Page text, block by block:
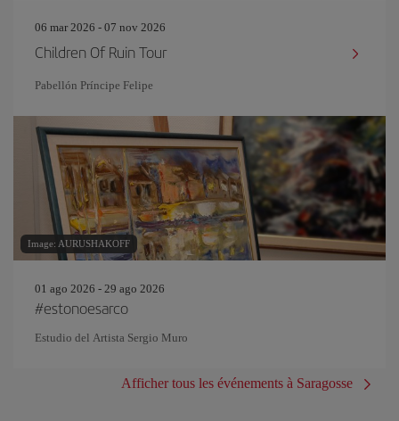
06 mar 2026 - 07 nov 2026
Children Of Ruin Tour
Pabellón Príncipe Felipe
Image: AURUSHAKOFF
01 ago 2026 - 29 ago 2026
#estonoesarco
Estudio del Artista Sergio Muro
Afficher tous les événements à Saragosse